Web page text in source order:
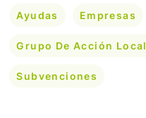
Ayudas Empresas
Grupo De Acción Local
Subvenciones